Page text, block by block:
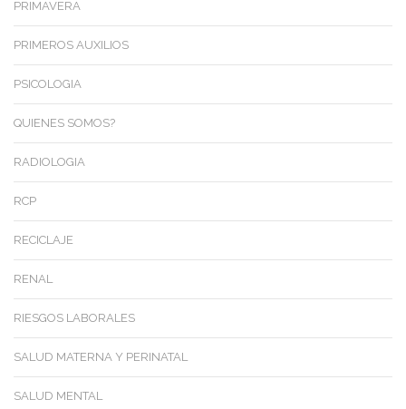
PRIMAVERA
PRIMEROS AUXILIOS
PSICOLOGIA
QUIENES SOMOS?
RADIOLOGIA
RCP
RECICLAJE
RENAL
RIESGOS LABORALES
SALUD MATERNA Y PERINATAL
SALUD MENTAL